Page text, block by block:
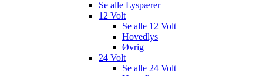
Se alle Lyspærer
12 Volt
Se alle 12 Volt
Hovedlys
Øvrig
24 Volt
Se alle 24 Volt